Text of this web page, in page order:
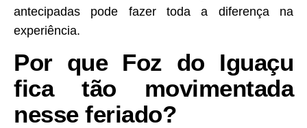
antecipadas pode fazer toda a diferença na
experiência.
Por que Foz do Iguaçu
fica tão movimentada
nesse feriado?